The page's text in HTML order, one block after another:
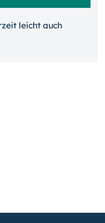
leicht auch